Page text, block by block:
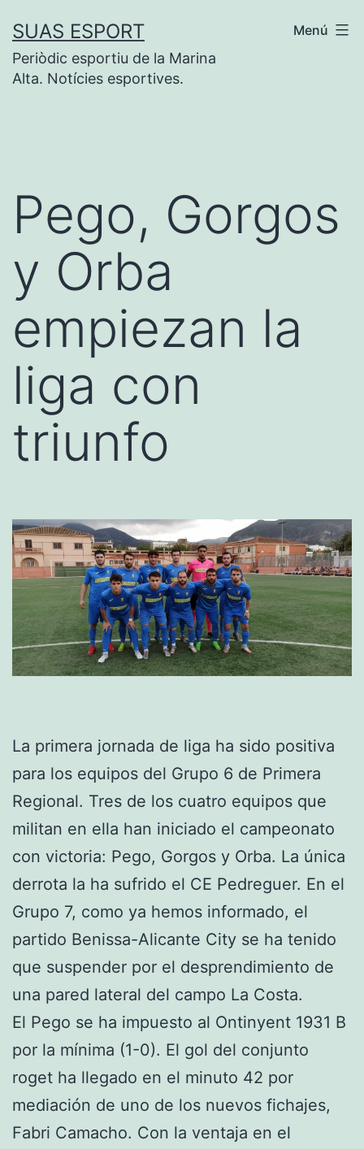
contenido
SUAS ESPORT
Periòdic esportiu de la Marina
Alta. Notícies esportives.
Menú
Pego, Gorgos
y Orba
empiezan la
liga con
triunfo
La primera jornada de liga ha sido positiva
para los equipos del Grupo 6 de Primera
Regional. Tres de los cuatro equipos que
militan en ella han iniciado el campeonato
con victoria: Pego, Gorgos y Orba. La única
derrota la ha sufrido el CE Pedreguer. En el
Grupo 7, como ya hemos informado, el
partido Benissa-Alicante City se ha tenido
que suspender por el desprendimiento de
una pared lateral del campo La Costa.
El Pego se ha impuesto al Ontinyent 1931 B
por la mínima (1-0). El gol del conjunto
roget ha llegado en el minuto 42 por
mediación de uno de los nuevos fichajes,
Fabri Camacho. Con la ventaja en el